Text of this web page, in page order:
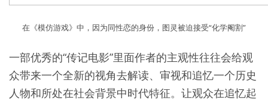
在《模仿游戏》中，因为同性恋的身份，图灵被迫接受“化学阉割”
一部优秀的“传记电影”里面作者的主观性往往会给观
众带来一个全新的视角去解读、审视和追忆一个历史
人物和所处在社会背景中时代特征。让观众在追忆起